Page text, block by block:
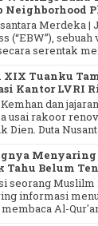
Neighborhood
Merdeka |
(“EBW”),
serentak
XIX Tuanku
Kantor LVRI
dan
usai rakoor
Dien. Duta
Tahu Belum
seorang
informasi
Al-